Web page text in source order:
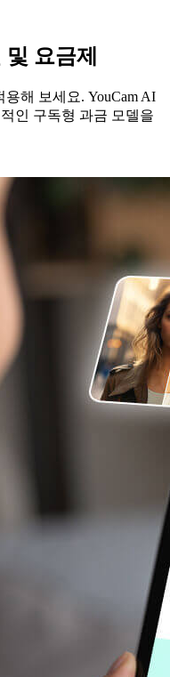
요금제
해 보세요. YouCam AI
인 구독형 과금 모델을